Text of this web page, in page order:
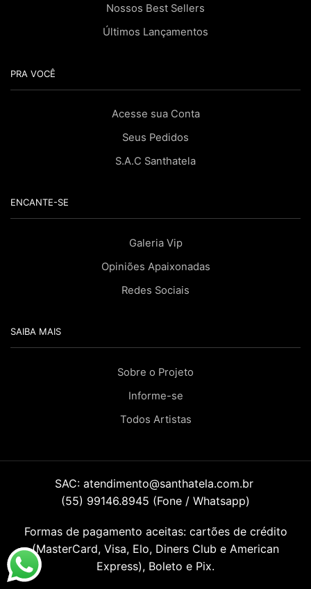
Nossos Best Sellers
Últimos Lançamentos
PRA VOCÊ
Acesse sua Conta
Seus Pedidos
S.A.C Santhatela
ENCANTE-SE
Galeria Vip
Opiniões Apaixonadas
Redes Sociais
SAIBA MAIS
Sobre o Projeto
Informe-se
Todos Artistas
SAC: atendimento@santhatela.com.br
(55) 99146.8945 (Fone / Whatsapp)
Formas de pagamento aceitas: cartões de crédito
(MasterCard, Visa, Elo, Diners Club e American
Express), Boleto e Pix.